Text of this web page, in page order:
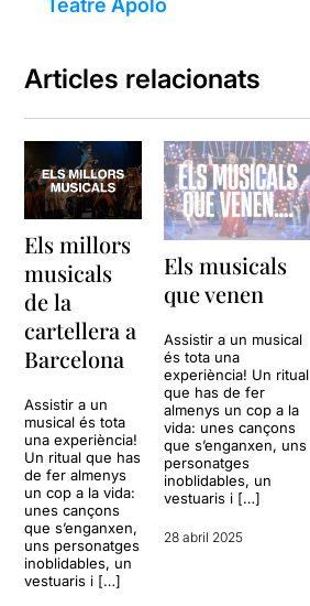
Teatre Apolo
Articles relacionats
Els millors
musicals
de la
cartellera a
Barcelona
Assistir a un
musical és tota
una experiència!
Un ritual que has
de fer almenys
un cop a la vida:
unes cançons
que s’enganxen,
uns personatges
inoblidables, un
vestuaris i […]
Els musicals
que venen
Assistir a un musical
és tota una
experiència! Un ritual
que has de fer
almenys un cop a la
vida: unes cançons
que s’enganxen, uns
personatges
inoblidables, un
vestuaris i […]
28 abril 2025